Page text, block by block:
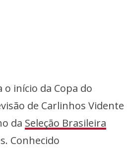
início da Copa do
de Carlinhos Vidente
da Seleção Brasileira
Conhecido